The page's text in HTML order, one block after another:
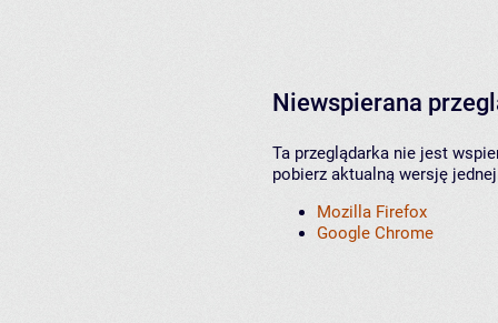
Niewspierana
Ta przeglądarka nie jest
pobierz aktualną wersję
Mozilla Firefox
Google Chrome